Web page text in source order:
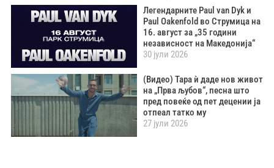
Легендарните Paul van Dyk и
Paul Oakenfold во Струмица на
16. август за „35 години
независност на Македонија“
30 јули 2026
(Видео) Тара ѝ даде нов живот
на „Прва љубов“, песна што
пред повеќе од пет децении ја
отпеал татко му
27 јули 2026